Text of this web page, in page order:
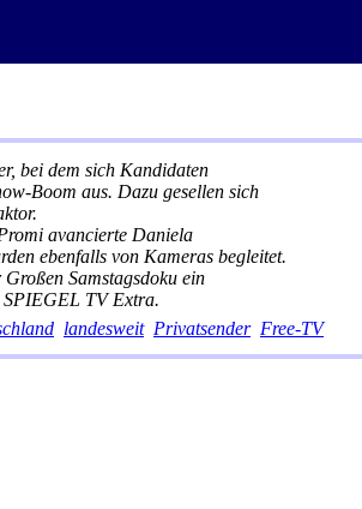
bei dem sich Kandidaten
Boom aus. Dazu gesellen sich
avancierte Daniela
ebenfalls von Kameras begleitet.
Samstagsdoku ein
SPIEGEL TV Extra.
landesweit Privatsender Free-TV